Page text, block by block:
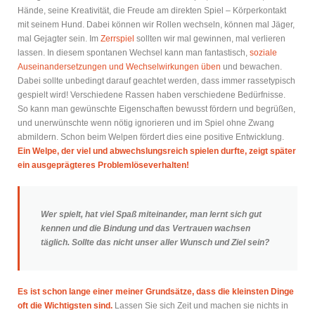
Hände, seine Kreativität, die Freude am direkten Spiel – Körperkontakt
mit seinem Hund. Dabei können wir Rollen wechseln, können mal Jäger,
mal Gejagter sein. Im Zerrspiel sollten wir mal gewinnen, mal verlieren
lassen. In diesem spontanen Wechsel kann man fantastisch, soziale
Auseinandersetzungen und Wechselwirkungen üben und bewachen.
Dabei sollte unbedingt darauf geachtet werden, dass immer rassetypisch
gespielt wird! Verschiedene Rassen haben verschiedene Bedürfnisse.
So kann man gewünschte Eigenschaften bewusst fördern und begrüßen,
und unerwünschte wenn nötig ignorieren und im Spiel ohne Zwang
abmildern. Schon beim Welpen fördert dies eine positive Entwicklung.
Ein Welpe, der viel und abwechslungsreich spielen durfte, zeigt später
ein ausgeprägteres Problemlöseverhalten!
Wer spielt, hat viel Spaß miteinander, man lernt sich gut
kennen und die Bindung und das Vertrauen wachsen
täglich. Sollte das nicht unser aller Wunsch und Ziel sein?
Es ist schon lange einer meiner Grundsätze, dass die kleinsten Dinge
oft die Wichtigsten sind. Lassen Sie sich Zeit und machen sie nichts in